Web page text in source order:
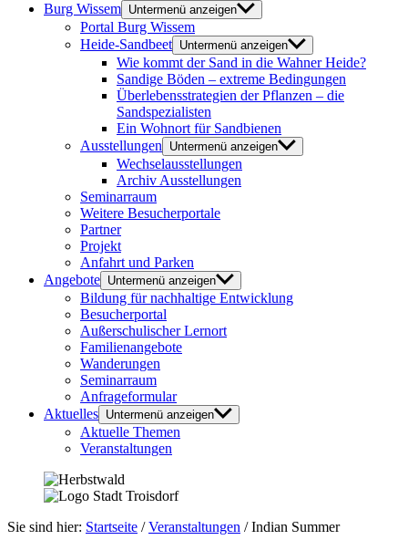
Burg Wissem Untermenü anzeigen
Portal Burg Wissem
Heide-Sandbeet Untermenü anzeigen
Wie kommt der Sand in die Wahner Heide?
Sandige Böden – extreme Bedingungen
Überlebensstrategien der Pflanzen – die
Sandspezialisten
Ein Wohnort für Sandbienen
Ausstellungen
Untermenü anzeigen
Wechselausstellungen
Archiv Ausstellungen
Seminarraum
Weitere Besucherportale
Partner
Projekt
Anfahrt und Parken
Angebote Untermenü anzeigen
Bildung für nachhaltige Entwicklung
Besucherportal
Außerschulischer Lernort
Familienangebote
Wanderungen
Seminarraum
Anfrageformular
Aktuelles Untermenü anzeigen
Aktuelle Themen
Veranstaltungen
Sie sind hier: Startseite /Veranstaltungen /Indian Summer